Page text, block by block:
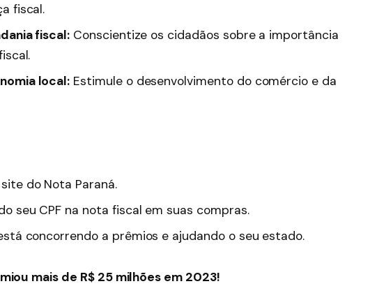
fiscal.
fiscal: Conscientize os cidadãos sobre a importância
local: Estimule o desenvolvimento do comércio e da
do Nota Paraná.
seu CPF na nota fiscal em suas compras.
concorrendo a prêmios e ajudando o seu estado.
mais de R$ 25 milhões em 2023!